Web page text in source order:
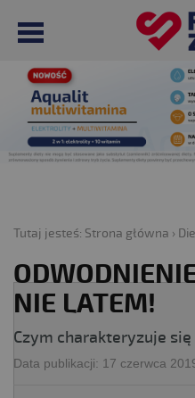
Tutaj jesteś: Strona główna ›
NIE LATEM!
Czym charakteryzuje
Data publikacji: 17 czerwca